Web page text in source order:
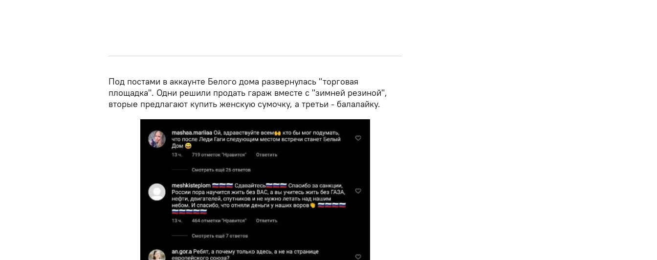
Под постами в аккаунте Белого дома развернулась "торговая
площадка". Одни решили продать гараж вместе с "зимней резиной",
вторые предлагают купить женскую сумочку, а третьи - балалайку.